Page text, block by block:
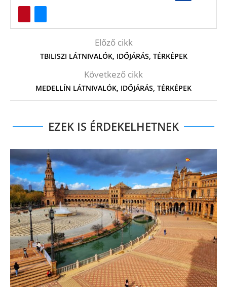
Előző cikk
TBILISZI LÁTNIVALÓK, IDŐJÁRÁS, TÉRKÉPEK
Következő cikk
MEDELLÍN LÁTNIVALÓK, IDŐJÁRÁS, TÉRKÉPEK
EZEK IS ÉRDEKELHETNEK